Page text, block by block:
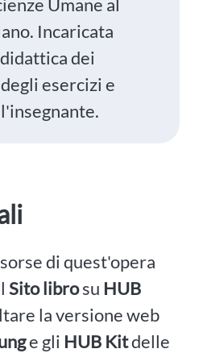
Incaricata
dei
esercizi e
di quest'opera
Sito librosu HUB
la versione web
e gli HUB Kitdelle